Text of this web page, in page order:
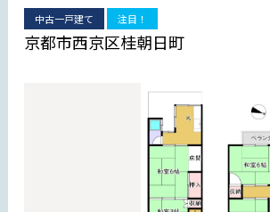
中古一戸建て 注目！
京都市西京区桂朝日町